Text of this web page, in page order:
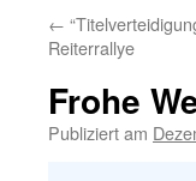
←
Reiterrallye
Frohe
Publiziert am